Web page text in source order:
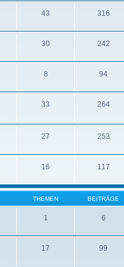
43 316
30 242
8 94
33 264
27 253
16 117
THEMEN BEITRÄGE
1 6
17 99